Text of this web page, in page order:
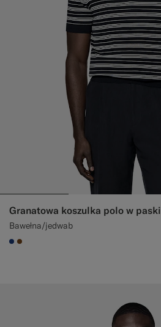
Granatowa koszulka polo w paski
Bawełna/jedwab
#1C3D7A
#76471B